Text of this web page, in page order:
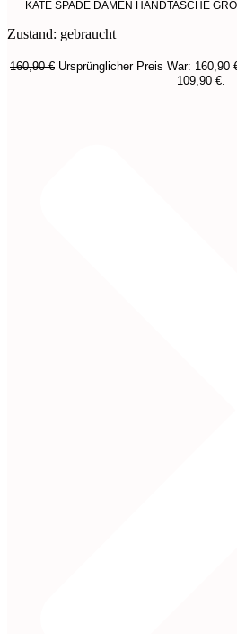
KATE SPADE DAMEN HANDTASCHE
Zustand: gebraucht
160,90€ Ursprünglicher Preis War: 160,90
109,90 €.